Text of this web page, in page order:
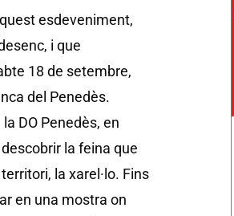
esdeveniment,
i que
18 de setembre,
del Penedès.
DO Penedès, en
la feina que
la xarel·lo. Fins
en una mostra on